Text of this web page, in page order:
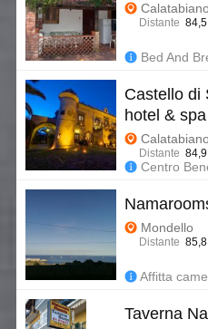
Distante
Bed And
Castello di
hotel & spa
Distante
Centro
Mondello
Distante
Affitta
Taverna